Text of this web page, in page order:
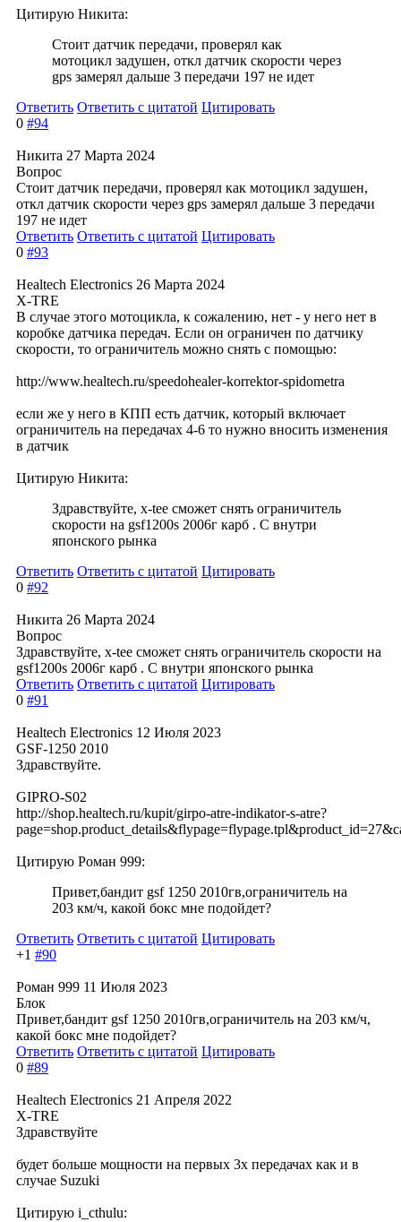
Цитирую Никита:
Стоит датчик передачи, проверял как
мотоцикл задушен, откл датчик скорости через
gps замерял дальше 3 передачи 197 не идет
Ответить Ответить с цитатой Цитировать
0 #94
Никита 27 Марта 2024
Вопрос
Стоит датчик передачи, проверял как мотоцикл задушен,
откл датчик скорости через gps замерял дальше 3 передачи
197 не идет
Ответить Ответить с цитатой Цитировать
0 #93
Healtech Electronics 26 Марта 2024
X-TRE
В случае этого мотоцикла, к сожалению, нет - у него нет в
коробке датчика передач. Если он ограничен по датчику
скорости, то ограничитель можно снять с помощью:
http://www.healtech.ru/speedohealer-korrektor-spidometra
если же у него в КПП есть датчик, который включает
ограничитель на передачах 4-6 то нужно вносить изменения
в датчик
Цитирую Никита:
Здравствуйте, x-tee сможет снять ограничитель
скорости на gsf1200s 2006г карб . С внутри
японского рынка
Ответить Ответить с цитатой Цитировать
0 #92
Никита 26 Марта 2024
Вопрос
Здравствуйте, x-tee сможет снять ограничитель скорости на
gsf1200s 2006г карб . С внутри японского рынка
Ответить Ответить с цитатой Цитировать
0 #91
Healtech Electronics 12 Июля 2023
GSF-1250 2010
Здравствуйте.
GIPRO-S02
http://shop.healtech.ru/kupit/girpo-atre-indikator-s-atre?
Цитирую Роман 999:
Привет,бандит gsf 1250 2010гв,ограничитель на
203 км/ч, какой бокс мне подойдет?
Ответить Ответить с цитатой Цитировать
+1 #90
Роман 999 11 Июля 2023
Блок
Привет,бандит gsf 1250 2010гв,ограничитель на 203 км/ч,
какой бокс мне подойдет?
Ответить Ответить с цитатой Цитировать
0 #89
Healtech Electronics 21 Апреля 2022
X-TRE
Здравствуйте
будет больше мощности на первых 3х передачах как и в
случае Suzuki
Цитирую i_cthulu: